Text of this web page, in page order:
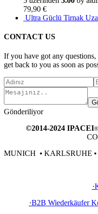
79,90 €
Ultra Güclü Tirnak
CONTACT US
If you have got any
get back to you as soon as
Gönderiliyor
©2014-2024 IPACEI®
MUNICH • KARLSRUHE •
·
·B2B Wiederkäufer